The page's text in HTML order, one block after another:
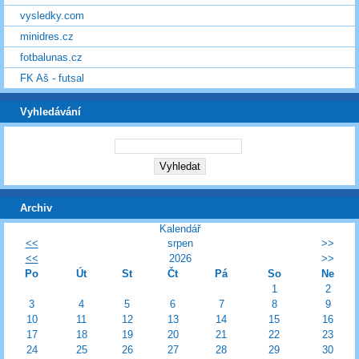
vysledky.com
minidres.cz
fotbalunas.cz
FK Aš - futsal
Vyhledávání
Archiv
Kalendář
<<
srpen
>>
<<
2026
>>
Po
Út St Čt Pá So
Ne
1
2
3
4 5 6 7 8
9
10
11 12 13 14 15
16
17
18 19 20 21 22
23
24
25 26 27 28 29 30